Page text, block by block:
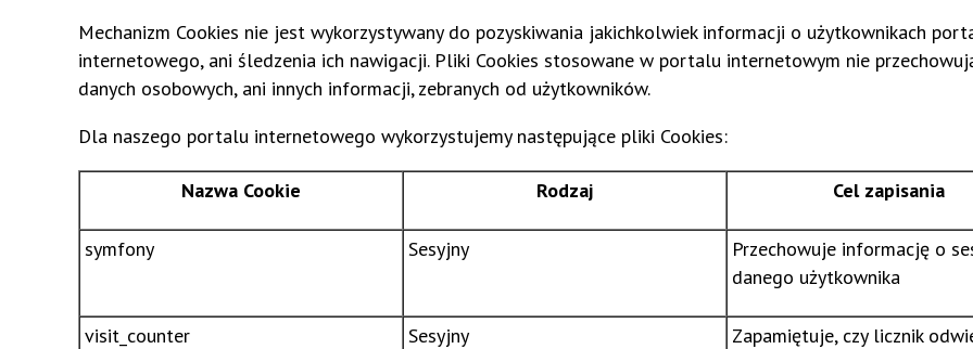
Mechanizm Cookies nie jest wykorzystywany do pozyskiwania jakichkolwiek informacji o użytkownikach
internetowego, ani śledzenia ich nawigacji. Pliki Cookies stosowane w portalu internetowym nie
danych osobowych, ani innych informacji, zebranych od użytkowników.
Dla naszego portalu internetowego wykorzystujemy następujące pliki Cookies:
Nazwa Cookie Rodzaj Cel zapisania
symfony Sesyjny
Przechowuje informację o
danego użytkownika
visit_counter Sesyjny
Zapamiętuje, czy licznik